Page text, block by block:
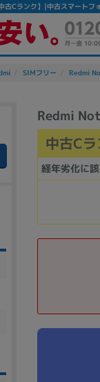
Cランク】|中古スマートフ
SIMフリー Redmi
Redmi
中古Cラ
経年劣化に